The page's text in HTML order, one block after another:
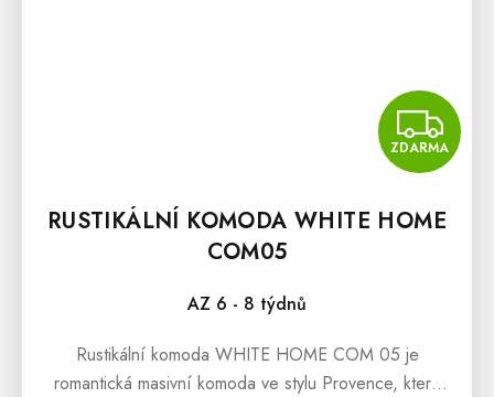
ZDARMA
RUSTIKÁLNÍ KOMODA WHITE HOME
COM05
AZ 6 - 8 týdnů
Rustikální komoda WHITE HOME COM 05 je
romantická masivní komoda ve stylu Provence, která